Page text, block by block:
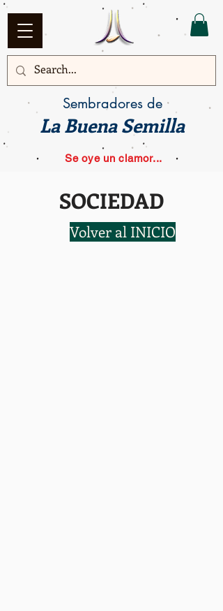
Sembradores de
La Buena Semilla
Se oye un clamor...
SOCIEDAD
Volver al INICIO